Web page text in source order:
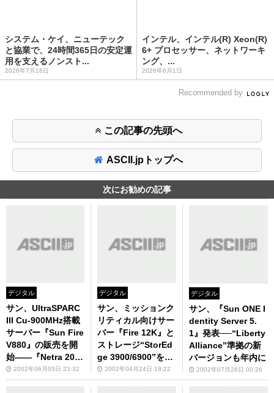
システム・ケイ、ニューテック
と協業で、24時間365日の安定運
用を支えるノンスト...
2026年7月16日
インテル、インテル(R) Xeon(R)
6+ プロセッサー、ネットワーキ
ング、...
2026年6月1日
Recommended by
この記事の先頭へ
ASCII.jpトップへ
次にお勧めの記事
デジタル
サン、UltraSPARC
III Cu-900MHz搭載
サーバー『Sun Fire
V880』の販売を開
始――『Netra 20』
にも搭載
2002年06月05日 23:32
デジタル
サン、ミッションク
リティカル向けサー
バー『Fire 12K』と
ストレージ“StorEd
ge 3900/6900”を発
売2002年04月24日 18:22
デジタル
サン、『Sun ONE I
dentity Server 5.
1』発表──“Liberty
Alliance”準拠の新
バージョンも年内に
2002年07月26日 00:26